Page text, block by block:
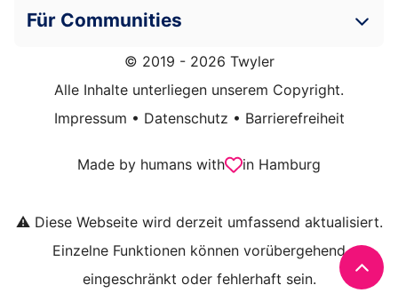
Für Communities
© 2019 - 2026 Twyler
Alle Inhalte unterliegen unserem Copyright.
Impressum • Datenschutz • Barrierefreiheit
Made by humans with in Hamburg
⚠️ Diese Webseite wird derzeit umfassend aktualisiert.
Einzelne Funktionen können vorübergehend
eingeschränkt oder fehlerhaft sein.